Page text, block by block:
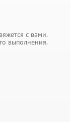
с вами.
выполнения.